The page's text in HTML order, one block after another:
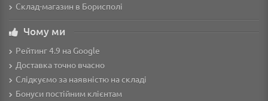
Склад-магазин в Борисполі
Чому ми
Рейтинг 4.9 на Google
Доставка точно вчасно
Слідкуємо за наявністю на складі
Бонуси постійним клієнтам